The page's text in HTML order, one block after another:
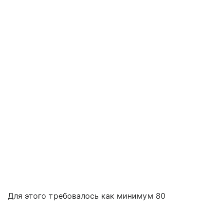
Для этого требовалось как минимум 80